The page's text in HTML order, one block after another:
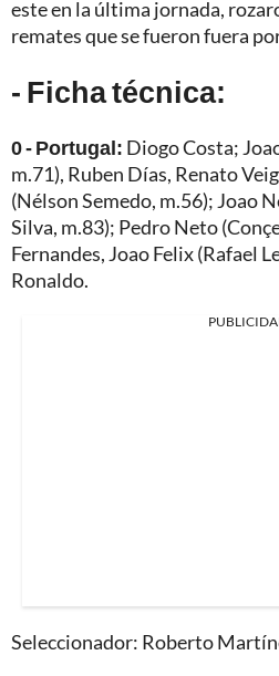
este en la última jornada,
remates que se fueron fuera
- Ficha técnica:
0 - Portugal: Diogo Costa;
m.71), Ruben Días, Renato
(Nélson Semedo, m.56); Joao
Silva, m.83); Pedro Neto
Fernandes, Joao Felix (Rafael
Ronaldo.
Seleccionador: Roberto